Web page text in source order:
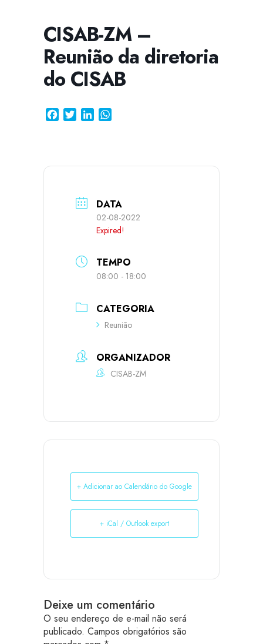
CISAB-ZM –
Reunião da diretoria
do CISAB
FacebookTwitterLinkedIn
DATA
02-08-2022
Expired!
TEMPO
08:00 - 18:00
CATEGORIA
Reunião
ORGANIZADOR
CISAB-ZM
+ Adicionar ao Calendário do Google
+ iCal / Outlook export
Deixe um comentário
O seu endereço de e-mail não será
publicado. Campos obrigatórios são
CISSA
Assistente Virtual do CISAB